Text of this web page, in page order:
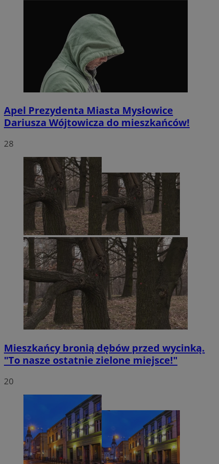
Apel Prezydenta Miasta Mysłowice
Dariusza Wójtowicza do mieszkańców!
28
Mieszkańcy bronią dębów przed wycinką.
"To nasze ostatnie zielone miejsce!"
20